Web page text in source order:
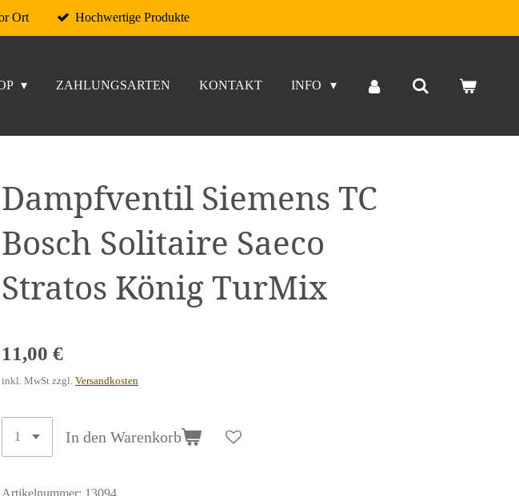
Ort Hochwertige Produkte
ZAHLUNGSARTEN KONTAKT INFO
Dampfventil Siemens TC
Bosch Solitaire Saeco
Stratos König TurMix
11,00 €
inkl. MwSt zzgl. Versandkosten
In den Warenkorb
Artikelnummer: 13094